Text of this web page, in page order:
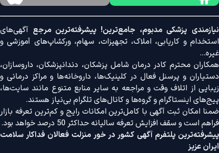
نیازمندی پزشکی مدبوم، جامع‌ترین! پیشرفته‌ترین مرجع آگهی‌های
استخدام و کاریابی، املاک، تجهیزات، سهام، ورکشاپ‌های آموزشی و
غیره...
همکاران محترم کادر درمان شامل پزشکان، دندانپزشکان، داروسازان،
دستیاران و پرسنل فعال در کلینیک‌ها، داروخانه‌ها و مراکز درمانی و
زیبایی از اتلاف وقت و مراجعه به سایر منابع متنوع مانند سایت‌ها،
پیج‌های اینستاگرام و گروه‌ها و کانال‌های تلگرام بی‌نیاز هستند.
ضمنا امکان ثبت آگهی با کامل‌ترین امکانات رایج و کم‌ترین تعرفه بازار
فراهم است و سقف افزایش تعرفه سالیانه حداکثر 50 درصد خواهد بود.
پیشرفته‌ترین پلتفرم آگهی کشور در خور منزلت فعالان فداکار سلامت
ایران عزیز